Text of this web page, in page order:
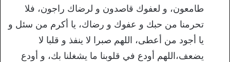
طامعون، و لعفوك قاصدون و لرضاك راجون، فلا
تحرمنا من حبك و عفوك و رضاك، يا أكرم من سئل و
يا أجود من أعطى، اللهم صبرا لا ينفذ و قلبا لا
يضعف،اللهم أودع في قلوبنا ما يشغلنا بك، و أودع